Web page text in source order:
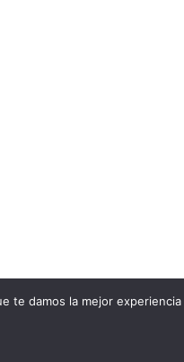
te damos la mejor